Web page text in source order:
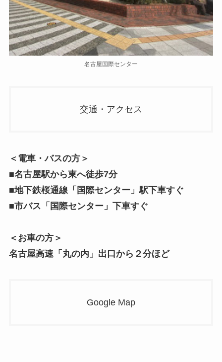
名古屋国際センター
交通・アクセス
＜電車・バスの方＞
■名古屋駅から東へ徒歩7分
■地下鉄桜通線「国際センター」駅下車すぐ
■市バス「国際センター」下車すぐ
＜お車の方＞
名古屋高速「丸の内」出口から２分ほど
Google Map